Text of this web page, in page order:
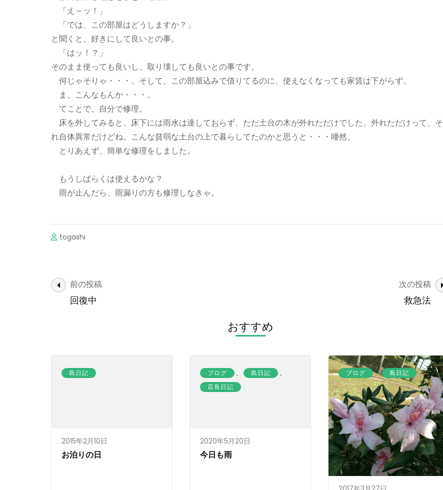
「え～ッ！」
「では、この部屋はどうしますか？」
と聞くと、好きにして良いとの事。
「はッ！？」
そのまま使っても良いし、取り壊しても良いとの事です。
何じゃそりゃ・・・。そして、この部屋込みで借りてるのに、使えなくなっても家賃は下がらず。
ま、こんなもんか・・・。
てことで、自分で修理。
床を外してみると、床下には雨水は達しておらず、ただ土台の木が外れただけでした。外れただけって、そ
れ自体異常だけどね。こんな貧弱な土台の上で暮らしてたのかと思うと・・・唖然。
とりあえず、簡単な修理をしました。
もうしばらくは使えるかな？
雨が止んだら、雨漏りの方も修理しなきゃ。
togashi
投
稿
ー
シ
ョ
前の投稿
回復中
次の投稿
救急法
おすすめ
島日記
2015年2月10日
お泊りの日
ブログ 、 島日記 、
店長日記
2020年5月20日
今日も雨
ブログ 、 島日記